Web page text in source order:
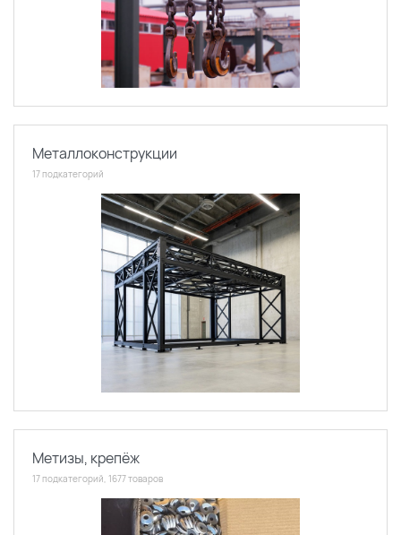
Металлоконструкции
17 подкатегорий
Метизы, крепёж
17 подкатегорий, 1677 товаров